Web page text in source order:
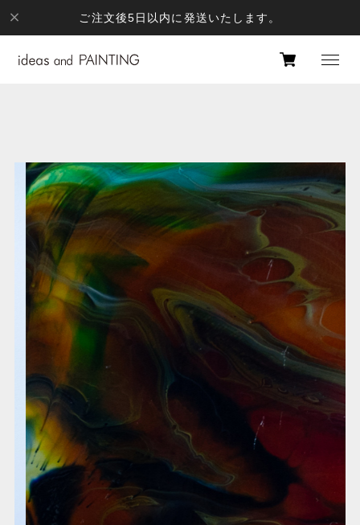
ご注文後5日以内に発送いたします。